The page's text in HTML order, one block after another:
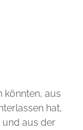
könnten, aus
hat,
und aus der